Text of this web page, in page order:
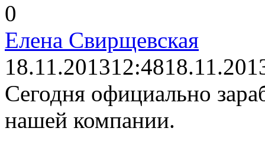
0
Елена Свирщевская
18.11.201312:48
Сегодня официально
нашей компании.